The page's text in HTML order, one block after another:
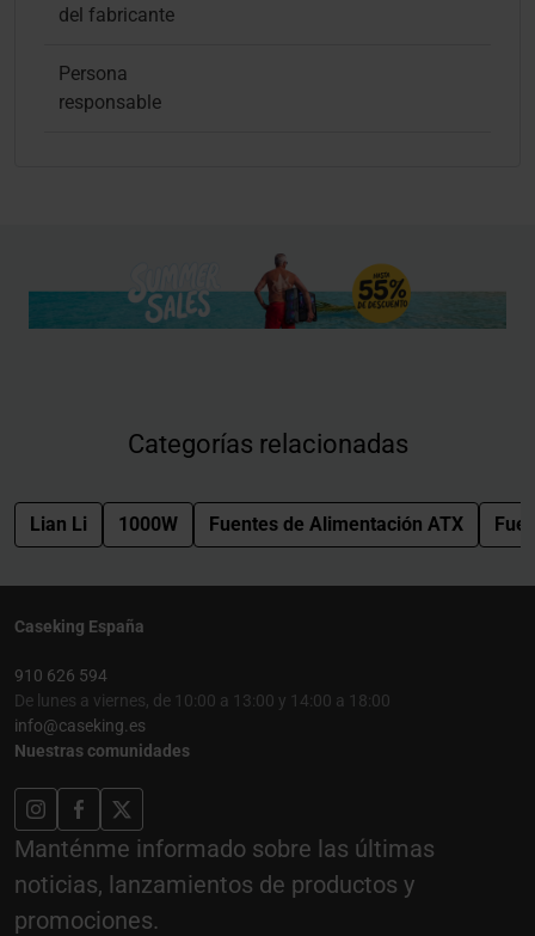
del fabricante
Persona
responsable
Categorías relacionadas
Lian Li 1000W Fuentes de Alimentación ATX
Caseking España
910 626 594
De lunes a viernes, de 10:00 a 13:00 y 14:00 a 18:00
info@caseking.es
Nuestras comunidades
Manténme informado sobre las últimas
noticias, lanzamientos de productos y
promociones.